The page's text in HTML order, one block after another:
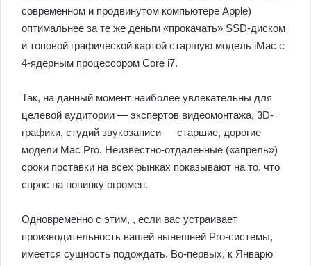
современном и продвинутом компьютере Apple)
оптимальнее за те же деньги «прокачать» SSD-диском
и топовой графической картой старшую модель iMac с
4-ядерным процессором Core i7.
Так, на данный момент наиболее увлекательны для
целевой аудитории — экспертов видеомонтажа, 3D-
графики, студий звукозаписи — старшие, дорогие
модели Mac Pro. Неизвестно-отдаленные («апрель»)
сроки поставки на всех рынках показывают на то, что
спрос на новинку огромен.
Одновременно с этим, , если вас устраивает
производительность вашей нынешней Pro-системы,
имеется сущность подождать. Во-первых, к Январю